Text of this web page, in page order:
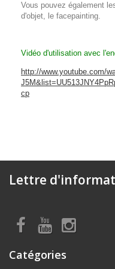
Vous pouvez également
d'objet, le facepainting.
Vidéo d'utilisation avec
http://www.youtube.com/
cp
Lettre
Catégories